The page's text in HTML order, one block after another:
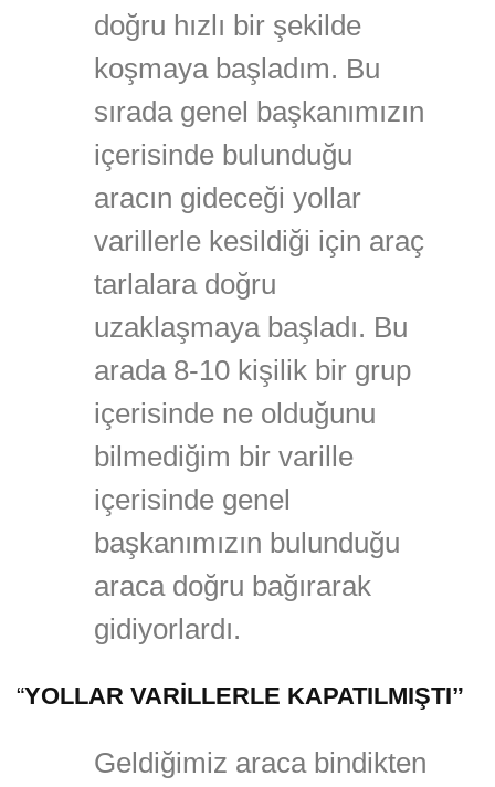
doğru hızlı bir şekilde
koşmaya başladım. Bu
sırada genel başkanımızın
içerisinde bulunduğu
aracın gideceği yollar
varillerle kesildiği için araç
tarlalara doğru
uzaklaşmaya başladı. Bu
arada 8-10 kişilik bir grup
içerisinde ne olduğunu
bilmediğim bir varille
içerisinde genel
başkanımızın bulunduğu
araca doğru bağırarak
gidiyorlardı.
“YOLLAR VARİLLERLE KAPATILMIŞTI”
Geldiğimiz araca bindikten